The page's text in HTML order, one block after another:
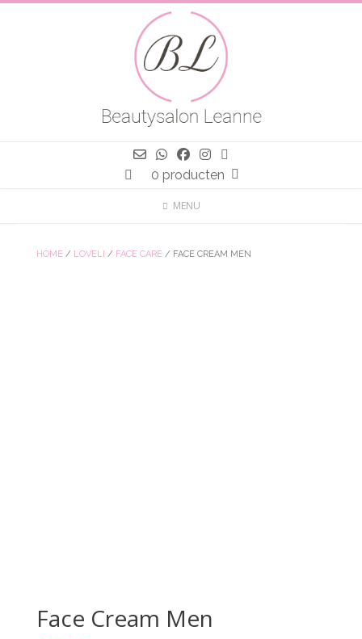
0 producten
MENU
HOME / LOVELI / FACE CARE / FACE CREAM MEN
Face Cream Men